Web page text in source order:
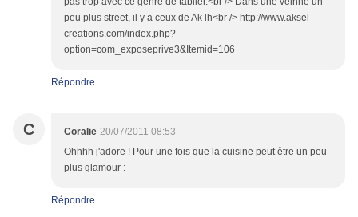
peu plus street, il y a ceux de Ak lh<br /> http://www.aksel-
creations.com/index.php?
option=com_exposeprive3&Itemid=106
Répondre
C Coralie 20/07/2011 08:53
Ohhhh j'adore ! Pour une fois que la cuisine peut être un peu
plus glamour :
Répondre